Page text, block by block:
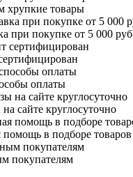
хрупкие товары
при покупке от 5 000 руб
оплаты
сайте круглосуточно
в подборе товаров
покупателям